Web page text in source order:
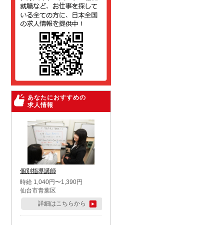
あなたにおすすめの
求人情報
個別指導講師
時給 1,040円〜1,390円
仙台市青葉区
詳細はこちらから